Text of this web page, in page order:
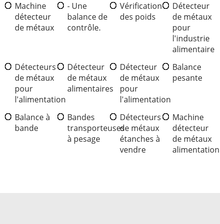
Machine
détecteur
de métaux
- Une
balance de
contrôle.
Vérification
des poids
Détecteur
de métaux
pour
l'industrie
alimentaire
Détecteurs
de métaux
pour
l'alimentation
Détecteur
de métaux
alimentaires
Détecteur
de métaux
pour
l'alimentation
Balance
pesante
Balance à
bande
Bandes
transporteuses
à pesage
Détecteurs
de métaux
étanches à
vendre
Machine
détecteur
de métaux
alimentation